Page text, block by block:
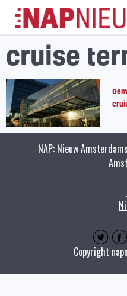
Skip
naar
inhoud
cruise
NAP: Nieuw
Copyright